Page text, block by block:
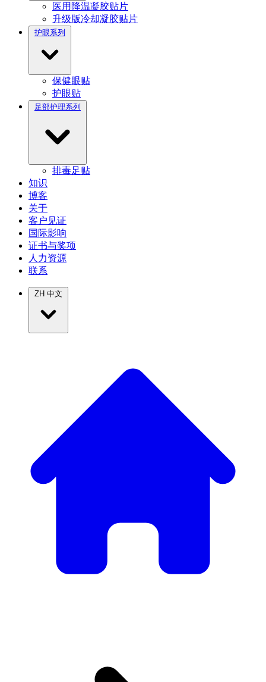
医用降温凝胶贴片
升级版冷却凝胶贴片
护眼系列
保健眼贴
护眼贴
足部护理系列
排毒足贴
知识
博客
关于
客户见证
国际影响
证书与奖项
人力资源
联系
ZH 中文